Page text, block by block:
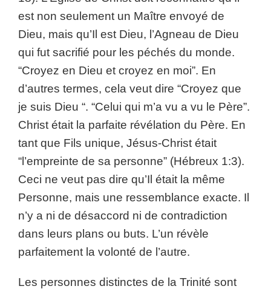
est non seulement un Maître envoyé de
Dieu, mais qu’Il est Dieu, l’Agneau de Dieu
qui fut sacrifié pour les péchés du monde.
“Croyez en Dieu et croyez en moi”. En
d’autres termes, cela veut dire “Croyez que
je suis Dieu “. “Celui qui m’a vu a vu le Père”.
Christ était la parfaite révélation du Père. En
tant que Fils unique, Jésus-Christ était
“l’empreinte de sa personne” (Hébreux 1:3).
Ceci ne veut pas dire qu’Il était la même
Personne, mais une ressemblance exacte. Il
n’y a ni de désaccord ni de contradiction
dans leurs plans ou buts. L’un révèle
parfaitement la volonté de l’autre.
Les personnes distinctes de la Trinité sont